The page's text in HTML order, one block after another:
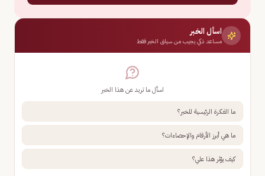
اسأل الخبر
مساعد ذكي يجيب من سياق الخبر فقط
اسأل ما تريد عن هذا الخبر
ما الفكرة الرئيسية للخبر؟
ما هي أبرز الأرقام والإحصاءات؟
كيف يؤثر هذا علي؟